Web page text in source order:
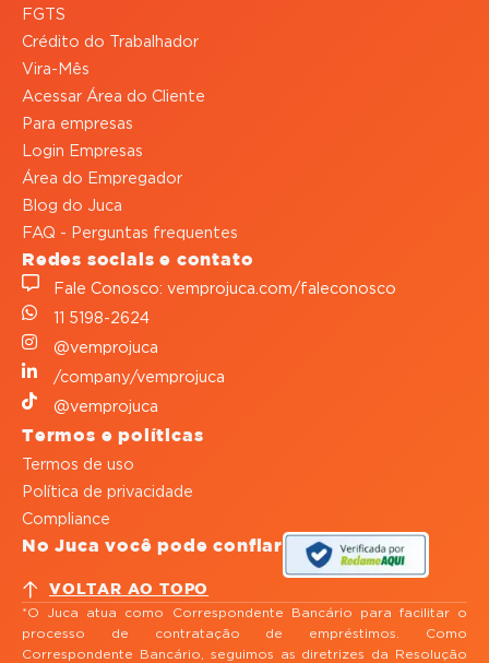
FGTS
Crédito do Trabalhador
Vira-Mês
Acessar Área do Cliente
Para empresas
Login Empresas
Área do Empregador
Blog do Juca
FAQ - Perguntas frequentes
Redes sociais e contato
Fale Conosco: vemprojuca.com/faleconosco
11 5198-2624
@vemprojuca
/company/vemprojuca
@vemprojuca
Termos e políticas
Termos de uso
Política de privacidade
Compliance
VOLTAR AO TOPO
No Juca você pode confiar
*O Juca atua como Correspondente Bancário para facilitar o
processo de contratação de empréstimos. Como
Correspondente Bancário, seguimos as diretrizes da Resolução